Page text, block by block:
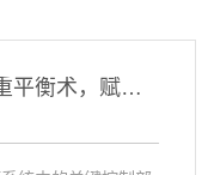
汽车涡轮增压器旁通阀：三重平衡术，赋能涡轮增压系统运行